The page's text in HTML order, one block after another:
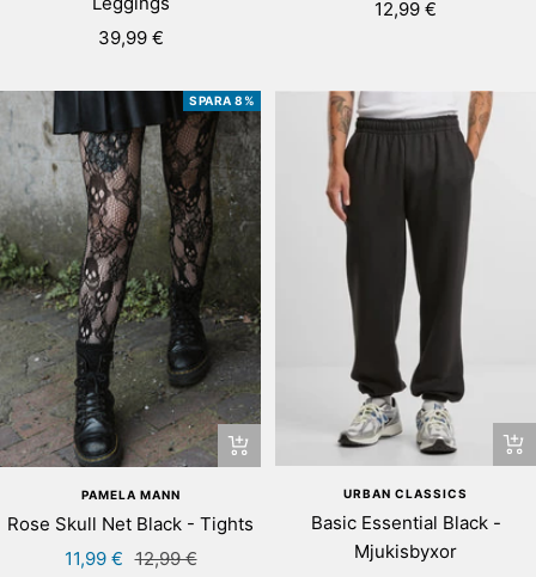
Rea-
39,99 €
Rea-
12,99 €
SPARA 8%
+
till
PAMELA MANN
Rose Skull Net Black - Tights
Rea-
11,99 € Pris
12,99 €
URBAN CLASSICS
Basic Essential Black -
Mjukisbyxor